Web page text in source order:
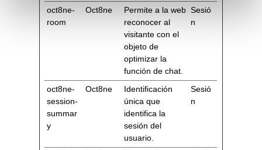
oct8ne-
room
Oct8ne
Permite a la web
reconocer al
visitante con el
objeto de
optimizar la
función de chat.
Sesió
n
oct8ne-
session-
summar
y
Oct8ne
Identificación
única que
identifica la
sesión del
usuario.
Sesió
n